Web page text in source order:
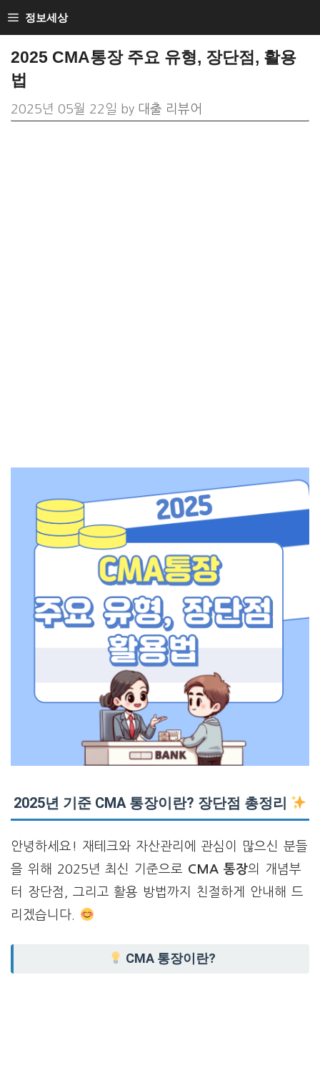
Skip
to
content
정보세상
2025 CMA통장 주요 유형, 장단점, 활용
법
2025년 05월 22일 by 대출 리뷰어
2025년 기준 CMA 통장이란? 장단점 총정리
안녕하세요! 재테크와 자산관리에 관심이 많으신 분들
을 위해 2025년 최신 기준으로 CMA 통장의 개념부
터 장단점, 그리고 활용 방법까지 친절하게 안내해 드
리겠습니다.
CMA 통장이란?